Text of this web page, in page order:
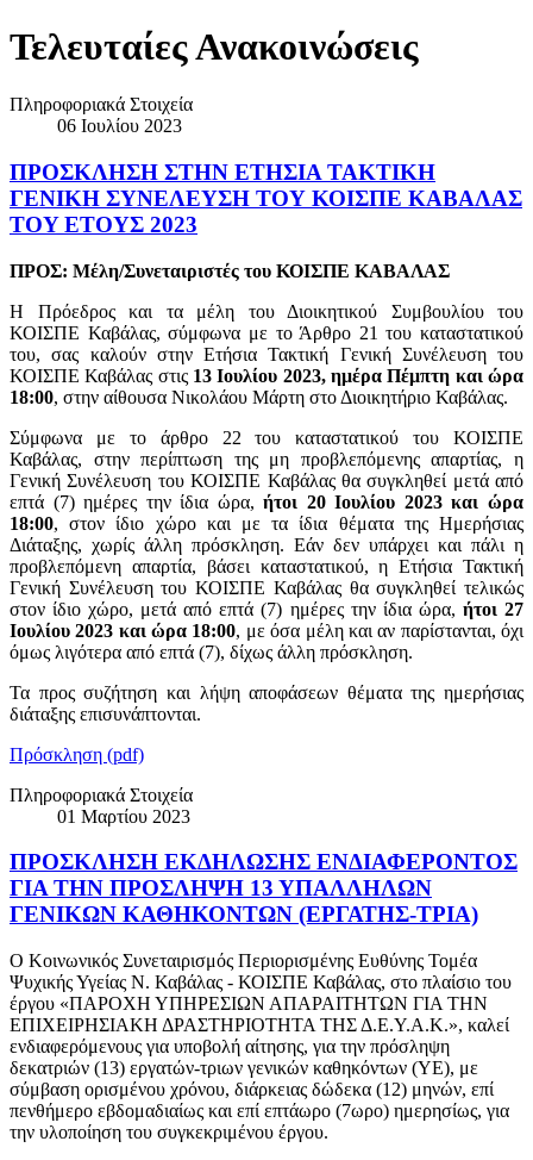
Τελευταίες Ανακοινώσεις
Πληροφοριακά Στοιχεία
06 Ιουλίου 2023
ΠΡΟΣΚΛΗΣΗ ΣΤΗΝ ΕΤΗΣΙΑ TAKTIKH
ΓΕΝΙΚΗ ΣΥΝΕΛΕΥΣΗ ΤΟΥ ΚΟΙΣΠΕ ΚΑΒΑΛΑΣ
TOY ΕΤΟΥΣ 2023
ΠΡΟΣ: Μέλη/Συνεταιριστές του ΚΟΙΣΠΕ ΚΑΒΑΛΑΣ
H Πρόεδρος και τα μέλη του Διοικητικού Συμβουλίου του
ΚΟΙΣΠΕ Καβάλας, σύμφωνα με το Άρθρο 21 του καταστατικού
του, σας καλούν στην Ετήσια Τακτική Γενική Συνέλευση του
ΚΟΙΣΠΕ Καβάλας στις 13 Ιουλίου 2023, ημέρα Πέμπτη και ώρα
18:00, στην αίθουσα Νικολάου Μάρτη στο Διοικητήριο Καβάλας.
Σύμφωνα με το άρθρο 22 του καταστατικού του ΚΟΙΣΠΕ
Καβάλας, στην περίπτωση της μη προβλεπόμενης απαρτίας, η
Γενική Συνέλευση του ΚΟΙΣΠΕ Καβάλας θα συγκληθεί μετά από
επτά (7) ημέρες την ίδια ώρα,ήτοι 20 Ιουλίου 2023 και ώρα
18:00, στον ίδιο χώρο και με τα ίδια θέματα της Ημερήσιας
Διάταξης, χωρίς άλλη πρόσκληση. Εάν δεν υπάρχει και πάλι η
προβλεπόμενη απαρτία, βάσει καταστατικού, η Ετήσια Τακτική
Γενική Συνέλευση του ΚΟΙΣΠΕ Καβάλας θα συγκληθεί τελικώς
στον ίδιο χώρο, μετά από επτά (7) ημέρες την ίδια ώρα, ήτοι 27
Ιουλίου 2023 και ώρα 18:00, με όσα μέλη και αν παρίστανται, όχι
όμως λιγότερα από επτά (7), δίχως άλλη πρόσκληση.
Τα προς συζήτηση και λήψη αποφάσεων θέματα της ημερήσιας
διάταξης επισυνάπτονται.
Πρόσκληση (pdf)
Πληροφοριακά Στοιχεία
01 Μαρτίου 2023
ΠΡΟΣΚΛΗΣΗ ΕΚΔΗΛΩΣΗΣ ΕΝΔΙΑΦΕΡΟΝΤΟΣ
ΓΙΑ ΤΗΝ ΠΡΟΣΛΗΨΗ 13 ΥΠΑΛΛΗΛΩΝ
ΓΕΝΙΚΩΝ ΚΑΘΗΚΟΝΤΩΝ (ΕΡΓΑΤΗΣ-ΤΡΙΑ)
Ο Κοινωνικός Συνεταιρισμός Περιορισμένης Ευθύνης Τομέα
Ψυχικής Υγείας Ν. Καβάλας - ΚΟΙΣΠΕ Καβάλας, στο πλαίσιο του
έργου «ΠΑΡΟΧΗ ΥΠΗΡΕΣΙΩΝ ΑΠΑΡΑΙΤΗΤΩΝ ΓΙΑ ΤΗΝ
ΕΠΙΧΕΙΡΗΣΙΑΚΗ ΔΡΑΣΤΗΡΙΟΤΗΤΑ ΤΗΣ Δ.Ε.Υ.Α.Κ.», καλεί
ενδιαφερόμενους για υποβολή αίτησης, για την πρόσληψη
δεκατριών (13) εργατών-τριων γενικών καθηκόντων (ΥΕ), με
σύμβαση ορισμένου χρόνου, διάρκειας δώδεκα (12) μηνών, επί
πενθήμερο εβδομαδιαίως και επί επτάωρο (7ωρο) ημερησίως, για
την υλοποίηση του συγκεκριμένου έργου.